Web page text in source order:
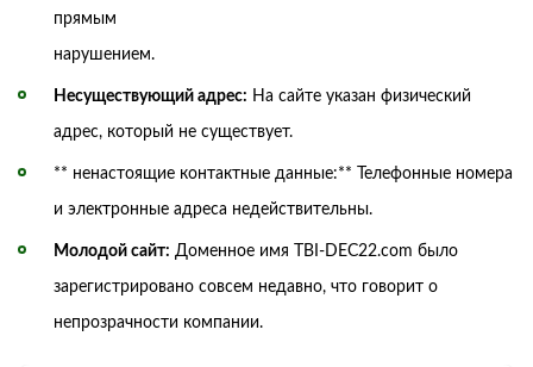
прямым
нарушением.
Несуществующий адрес: На сайте указан физический
адрес, который не существует.
** ненастоящие контактные данные:** Телефонные номера
и электронные адреса недействительны.
Молодой сайт: Доменное имя TBI-DEC22.com было
зарегистрировано совсем недавно, что говорит о
непрозрачности компании.